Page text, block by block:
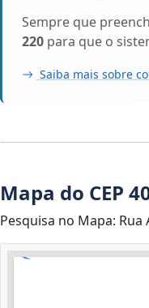
Sempre que
220 para que o
Saiba mais sobre
Mapa do CEP
Pesquisa no Mapa: Rua